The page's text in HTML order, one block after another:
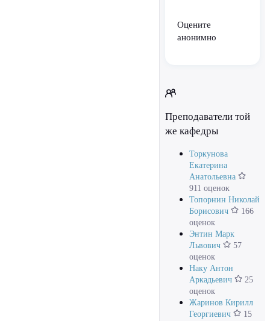
Оцените
анонимно
Преподаватели той
же кафедры
Торкунова
Екатерина
Анатольевна
911 оценок
Топорнин Николай
Борисович
166
оценок
Энтин Марк
Львович
57
оценок
Наку Антон
Аркадьевич
25
оценок
Жаринов Кирилл
Георгиевич
15